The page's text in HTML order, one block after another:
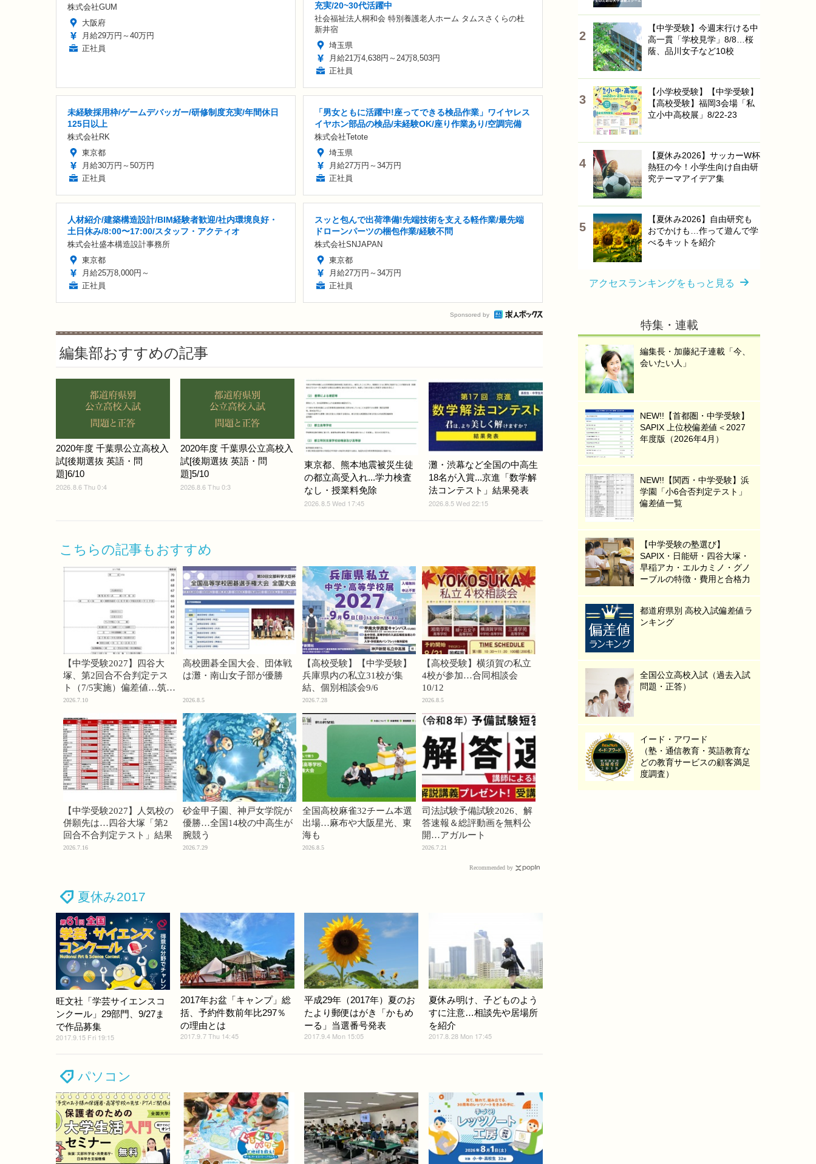
株式会社GUM
大阪府
月給29万円～40万円
正社員
充実/20~30代活躍中
社会福祉法人桐和会 特別養護老人ホーム タムスさくらの杜
新井宿
埼玉県
月給21万4,638円～24万8,503円
正社員
未経験採用枠/ゲームデバッガー/研修制度充実/年間休日
125日以上
株式会社RK
東京都
月給30万円～50万円
正社員
「男女ともに活躍中!座ってできる検品作業」ワイヤレス
イヤホン部品の検品/未経験OK/座り作業あり/空調完備
株式会社Tetote
埼玉県
月給27万円～34万円
正社員
人材紹介/建築構造設計/BIM経験者歓迎/社内環境良好・
土日休み/8:00〜17:00/スタッフ・アクティオ
株式会社盛本構造設計事務所
東京都
月給25万8,000円～
正社員
スッと包んで出荷準備!先端技術を支える軽作業/最先端
ドローンパーツの梱包作業/経験不問
株式会社SNJAPAN
東京都
月給27万円～34万円
正社員
Sponsored by
編集部おすすめの記事
2020年度 千葉県公立高校入
試[後期選抜 英語・問
題]6/10
2026.8.6 Thu 0:4
2020年度 千葉県公立高校入
試[後期選抜 英語・問
題]5/10
2026.8.6 Thu 0:3
東京都、熊本地震被災生徒
の都立高受入れ...学力検査
なし・授業料免除
2026.8.5 Wed 17:45
灘・渋幕など全国の中高生
18名が入賞...京進「数学解
法コンテスト」結果発表
2026.8.5 Wed 22:15
こちらの記事もおすすめ
【中学受験2027】四谷大
塚、第2回合不合判定テス
ト（7/5実施）偏差値…筑駒
74・桜蔭70＜PR＞
2026.7.10
高校囲碁全国大会、団体戦
は灘・南山女子部が優勝
2026.8.5
【高校受験】【中学受験】
兵庫県内の私立31校が集
結、個別相談会9/6
2026.7.28
【高校受験】横須賀の私立
4校が参加…合同相談会
10/12
2026.8.5
【中学受験2027】人気校の
併願先は…四谷大塚「第2
回合不合判定テスト」結果
2026.7.16
砂金甲子園、神戸女学院が
優勝…全国14校の中高生が
腕競う
2026.7.29
全国高校麻雀32チーム本選
出場…麻布や大阪星光、東
海も
2026.8.5
司法試験予備試験2026、解
答速報＆総評動画を無料公
開…アガルート
2026.7.21
Recommended by
夏休み2017
旺文社「学芸サイエンスコ
ンクール」29部門、9/27ま
で作品募集
2017.9.15 Fri 19:15
2017年お盆「キャンプ」総
括、予約件数前年比297％
の理由とは
2017.9.7 Thu 14:45
平成29年（2017年）夏のお
たより郵便はがき「かもめ
ーる」当選番号発表
2017.9.4 Mon 15:05
夏休み明け、子どものよう
すに注意…相談先や居場所
を紹介
2017.8.28 Mon 17:45
パソコン
【中学受験】今週末行ける中
高一貫「学校見学」8/8…桜
蔭、品川女子など10校
【小学校受験】【中学受験】
【高校受験】福岡3会場「私
立小中高校展」8/22-23
【夏休み2026】サッカーW杯
熱狂の今！小学生向け自由研
究テーマアイデア集
【夏休み2026】自由研究も
おでかけも…作って遊んで学
べるキットを紹介
アクセスランキングをもっと見る
特集・連載
編集長・加藤紀子連載「今、
会いたい人」
NEW!!【首都圏・中学受験】
SAPIX 上位校偏差値＜2027
年度版（2026年4月）
NEW!!【関西・中学受験】浜
学園「小6合否判定テスト」
偏差値一覧
【中学受験の塾選び】
SAPIX・日能研・四谷大塚・
早稲アカ・エルカミノ・グノ
ーブルの特徴・費用と合格力
都道府県別 高校入試偏差値ラ
ンキング
全国公立高校入試（過去入試
問題・正答）
イード・アワード
（塾・通信教育・英語教育な
どの教育サービスの顧客満足
度調査）